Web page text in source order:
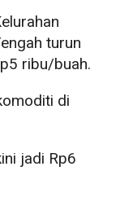
turun
ribu/buah.
di
jadi Rp6